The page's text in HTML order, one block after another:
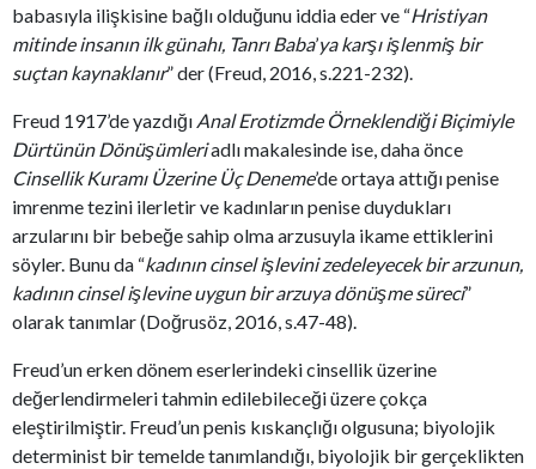
babasıyla ilişkisine bağlı olduğunu iddia eder ve “Hristiyan
mitinde insanın ilk günahı, Tanrı Baba’ya karşı işlenmiş bir
suçtan kaynaklanır” der (Freud, 2016, s.221-232).
Freud 1917’de yazdığı Anal Erotizmde Örneklendiği Biçimiyle
Dürtünün Dönüşümleriadlı makalesinde ise, daha önce
Cinsellik Kuramı Üzerine Üç Deneme’de ortaya attığı penise
imrenme tezini ilerletir ve kadınların penise duydukları
arzularını bir bebeğe sahip olma arzusuyla ikame ettiklerini
söyler. Bunu da “kadının cinsel işlevini zedeleyecek bir arzunun,
kadının cinsel işlevine uygun bir arzuya dönüşme süreci”
olarak tanımlar (Doğrusöz, 2016, s.47-48).
Freud’un erken dönem eserlerindeki cinsellik üzerine
değerlendirmeleri tahmin edilebileceği üzere çokça
eleştirilmiştir. Freud’un penis kıskançlığı olgusuna; biyolojik
determinist bir temelde tanımlandığı, biyolojik bir gerçeklikten